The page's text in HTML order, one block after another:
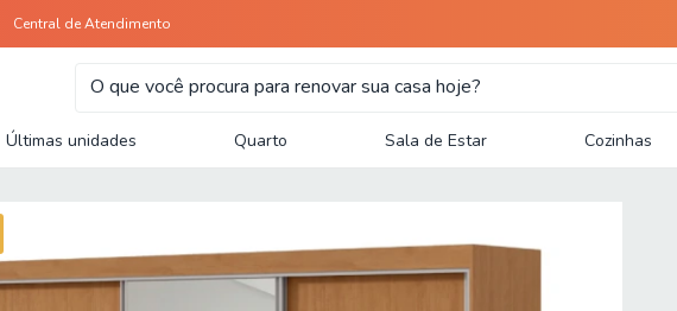
Central de Atendimento
Últimas unidades Quarto Sala de Estar Cozinhas